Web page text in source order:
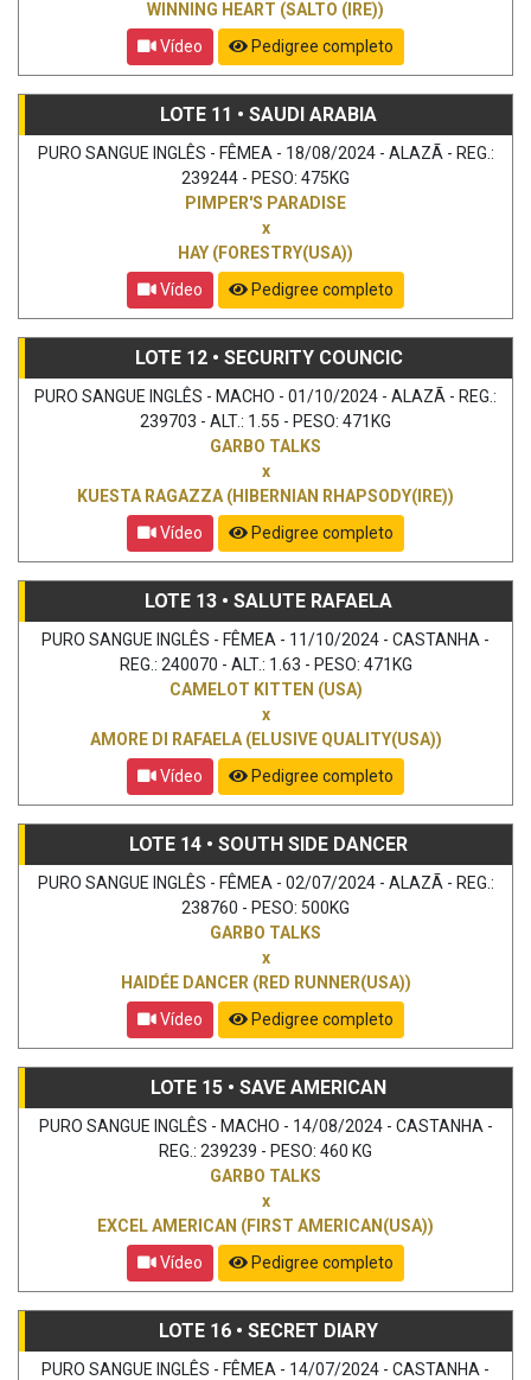
WINNING HEART (SALTO (IRE))
Vídeo
Pedigree completo
LOTE 11 • SAUDI ARABIA
PURO SANGUE INGLÊS - FÊMEA - 18/08/2024 - ALAZÃ - REG.:
239244 - PESO: 475KG
PIMPER'S PARADISE
x
HAY (FORESTRY(USA))
Vídeo
Pedigree completo
LOTE 12 • SECURITY COUNCIC
PURO SANGUE INGLÊS - MACHO - 01/10/2024 - ALAZÃ - REG.:
239703 - ALT.: 1.55 - PESO: 471KG
GARBO TALKS
x
KUESTA RAGAZZA (HIBERNIAN RHAPSODY(IRE))
Vídeo
Pedigree completo
LOTE 13 • SALUTE RAFAELA
PURO SANGUE INGLÊS - FÊMEA - 11/10/2024 - CASTANHA -
REG.: 240070 - ALT.: 1.63 - PESO: 471KG
CAMELOT KITTEN (USA)
x
AMORE DI RAFAELA (ELUSIVE QUALITY(USA))
Vídeo
Pedigree completo
LOTE 14 • SOUTH SIDE DANCER
PURO SANGUE INGLÊS - FÊMEA - 02/07/2024 - ALAZÃ - REG.:
238760 - PESO: 500KG
GARBO TALKS
x
HAIDÉE DANCER (RED RUNNER(USA))
Vídeo
Pedigree completo
LOTE 15 • SAVE AMERICAN
PURO SANGUE INGLÊS - MACHO - 14/08/2024 - CASTANHA -
REG.: 239239 - PESO: 460 KG
GARBO TALKS
x
EXCEL AMERICAN (FIRST AMERICAN(USA))
Vídeo
Pedigree completo
LOTE 16 • SECRET DIARY
PURO SANGUE INGLÊS - FÊMEA - 14/07/2024 - CASTANHA -